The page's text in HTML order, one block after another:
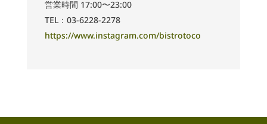
営業時間 17:00〜23:00
TEL：03-6228-2278
https://www.instagram.com/bistrotoco